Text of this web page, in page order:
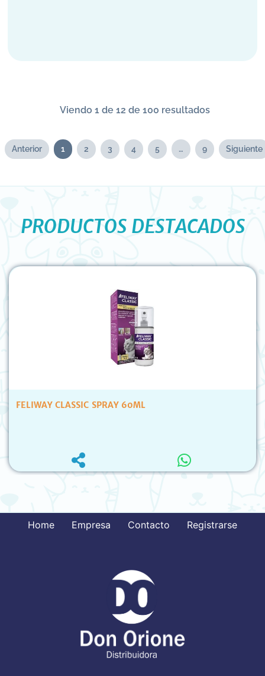
Viendo 1 de 12 de 100 resultados
Anterior 1 2 3 4 5 … 9 Siguiente
PRODUCTOS DESTACADOS
FELIWAY CLASSIC SPRAY 60ML
Home Empresa Contacto Registrarse